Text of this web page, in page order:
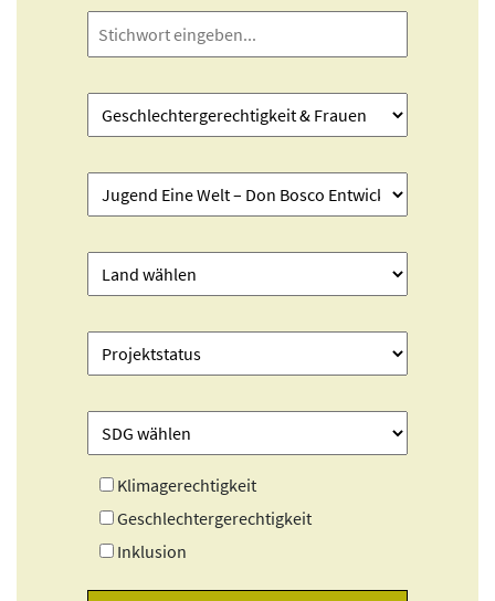
Klimagerechtigkeit
Geschlechtergerechtigkeit
Inklusion